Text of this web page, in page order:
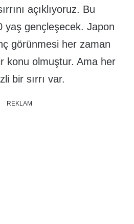
açıklıyoruz. Bu
yaş gençleşecek. Japon
görünmesi her zaman
konu olmuştur. Ama her
bir sırrı var.
REKLAM